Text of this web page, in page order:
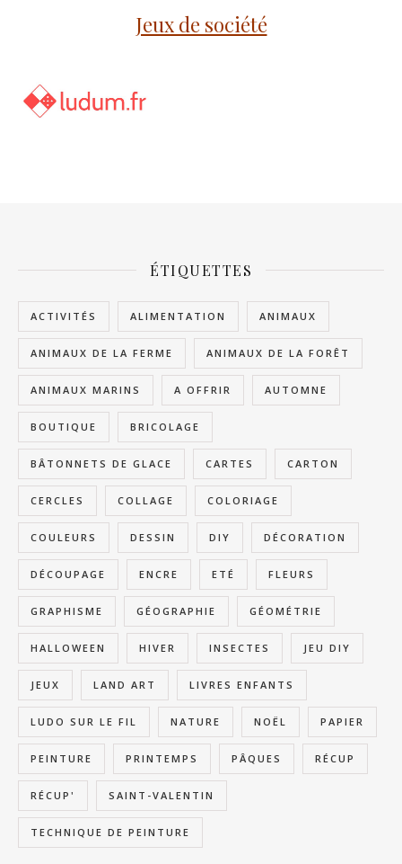
Jeux de société
ÉTIQUETTES
ACTIVITÉS ALIMENTATION ANIMAUX
ANIMAUX DE LA FERME ANIMAUX DE LA FORÊT
ANIMAUX MARINS A OFFRIR AUTOMNE
BOUTIQUE BRICOLAGE
BÂTONNETS DE GLACE CARTES CARTON
CERCLES COLLAGE COLORIAGE
COULEURS DESSIN DIY DÉCORATION
DÉCOUPAGE ENCRE ETÉ FLEURS
GRAPHISME GÉOGRAPHIE GÉOMÉTRIE
HALLOWEEN HIVER INSECTES JEU DIY
JEUX LAND ART LIVRES ENFANTS
LUDO SUR LE FIL NATURE NOËL PAPIER
PEINTURE PRINTEMPS PÂQUES RÉCUP
RÉCUP' SAINT-VALENTIN
TECHNIQUE DE PEINTURE